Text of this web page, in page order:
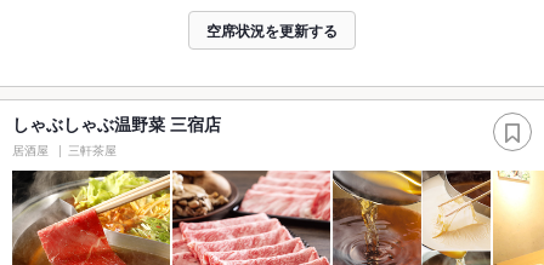
空席状況を更新する
しゃぶしゃぶ温野菜 三宿店
居酒屋 三軒茶屋